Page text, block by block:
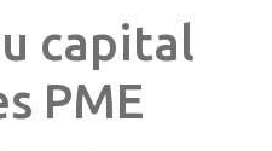
capital
PME